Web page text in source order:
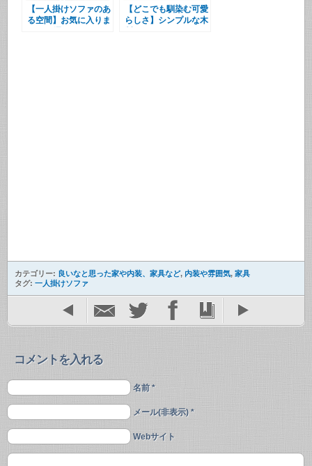
【一人掛けソファのあ
る空間】お気に入りま
【どこでも馴染む可愛
らしさ】シンプルな木
カテゴリー: 良いなと思った家や内装、家具など, 内装や雰囲気, 家具
タグ: 一人掛けソファ
コメントを入れる
名前 *
メール(非表示) *
Webサイト